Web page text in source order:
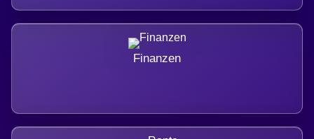
Finanzen